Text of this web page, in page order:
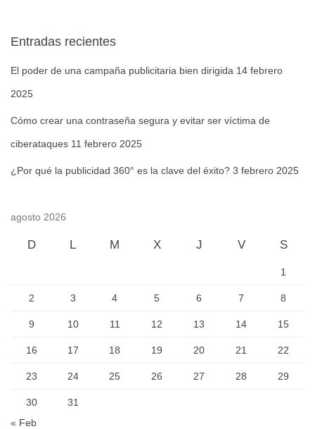
Entradas recientes
El poder de una campaña publicitaria bien dirigida 14 febrero
2025
Cómo crear una contraseña segura y evitar ser víctima de
ciberataques 11 febrero 2025
¿Por qué la publicidad 360° es la clave del éxito? 3 febrero 2025
agosto 2026
D L M X J V S
1
2 3 4 5 6 7 8
9 10 11 12 13 14 15
16 17 18 19 20 21 22
23 24 25 26 27 28 29
30
31
« Feb